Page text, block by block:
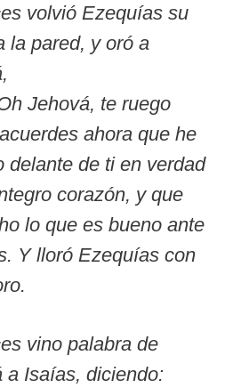
volvió Ezequías su
la pared, y oró a
Jehová, te ruego
ahora que he
delante de ti en verdad
corazón, y que
lo que es bueno ante
Y lloró Ezequías con
vino palabra de
a Isaías, diciendo: